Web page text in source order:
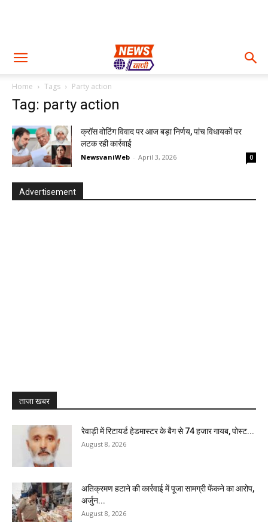
Home Tags Party action
Tag: party action
क्रॉस वोटिंग विवाद पर आज बड़ा निर्णय, पांच विधायकों पर
लटक रही कार्रवाई
NewsvaniWeb - April 3, 2026 0
Advertisement
ताजा खबर
रेवाड़ी में रिटायर्ड हेडमास्टर के बैग से ₹74 हजार गायब, पोस्ट...
August 8, 2026
अतिक्रमण हटाने की कार्रवाई में पूजा सामग्री फेंकने का आरोप,
अर्जुन...
August 8, 2026